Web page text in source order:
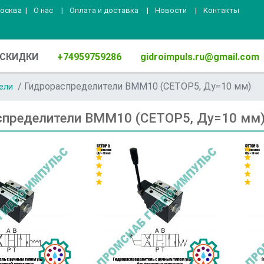
| О нас | Оплата и доставка | Новости | Контакты
СКИДКИ +74959759286 gidroimpuls.ru@gmail.com
Гидрораспределители ВММ10 (CETOP5, Ду=10 мм)
ВММ10 (CETOP5, Ду=10 мм)
star
star
star
star
star
star
star
star
star
star